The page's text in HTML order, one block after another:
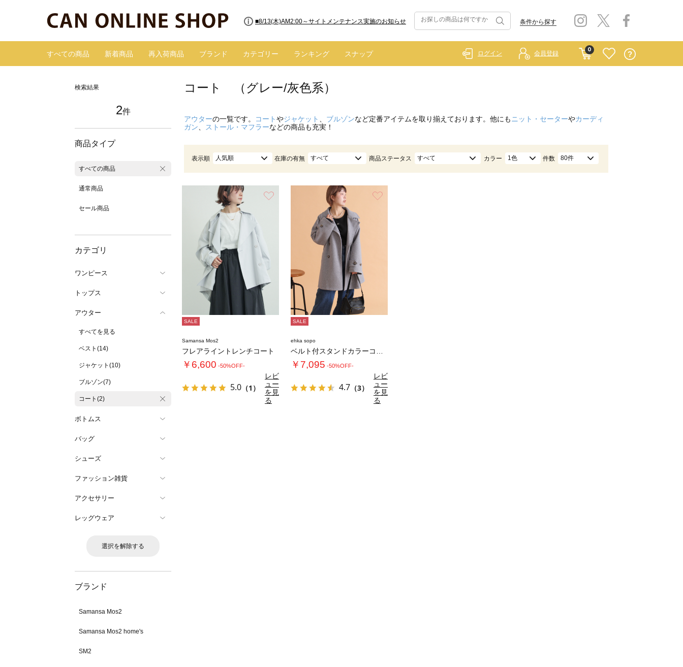
■8/13(木)AM2:00～サイトメンテナンス実施のお知らせ 条件から探す
すべての商品 新着商品 再入荷商品 ブランド カテゴリー ランキング スナップ
0
ログイン 会員登録
検索結果
2件
商品タイプ
すべての商品
通常商品
セール商品
カテゴリ
ワンピース
トップス
アウター
すべてを見る
ベスト(14)
ジャケット(10)
ブルゾン(7)
コート(2)
ボトムス
バッグ
シューズ
ファッション雑貨
アクセサリー
レッグウェア
選択を解除する
ブランド
Samansa Mos2
Samansa Mos2 home's
SM2
コート （グレー/灰色系）
アウターの一覧です。 コートやジャケット ブルゾンなど定番アイテムを取り揃えております。他にも ニット・セーターやカーディ
ガン
ストール・マフラーなどの商品も充実！
表示順 人気順 在庫の有無 すべて 商品ステータス すべて カラー 1色 件数 80件
SALE
Samansa Mos2
フレアライントレンチコート
￥6,600 -50%OFF-
5.0 （1）
レビ
ュー
を見
る
SALE
ehka sopo
￥7,095 -50%OFF-
4.7 （3）
レビ
ュー
を見
る